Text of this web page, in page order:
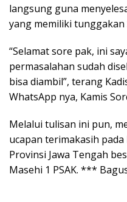
langsung guna
yang memiliki tunggakan
“Selamat sore pak, ini
permasalahan sudah
bisa diambil”, terang
WhatsApp nya, Kamis
Melalui tulisan ini pun,
ucapan terimakasih
Provinsi Jawa Tengah
Masehi 1 PSAK. ***